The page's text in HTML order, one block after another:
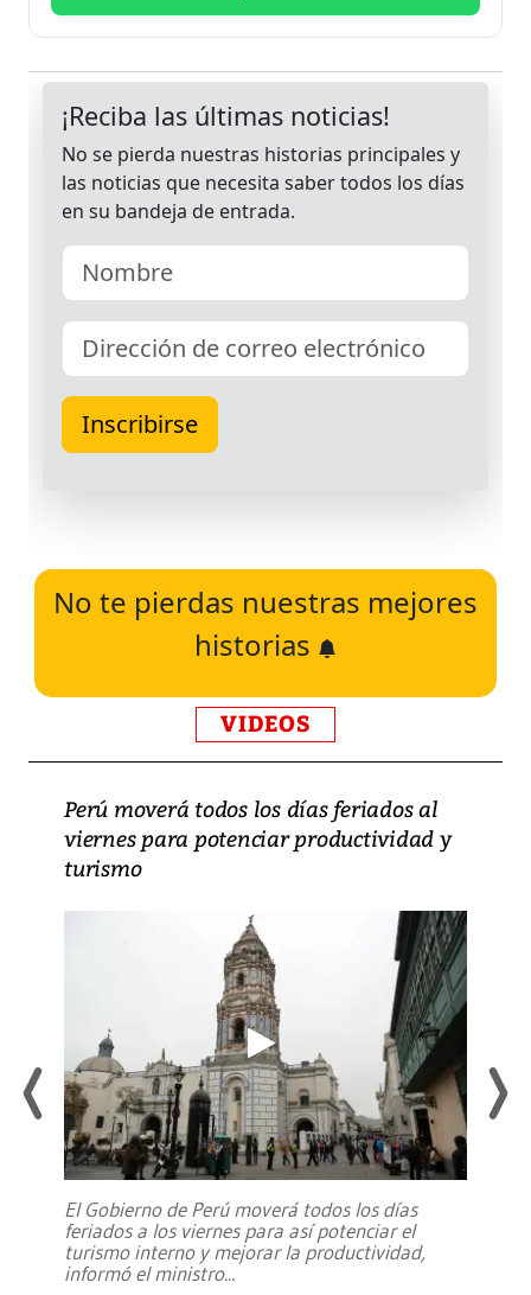
No te pierdas nuestras mejores
historias
VIDEOS
Perú moverá todos los días feriados al
viernes para potenciar productividad y
turismo
El Gobierno de Perú moverá todos los días
feriados a los viernes para así potenciar el
turismo interno y mejorar la productividad,
informó el ministro...